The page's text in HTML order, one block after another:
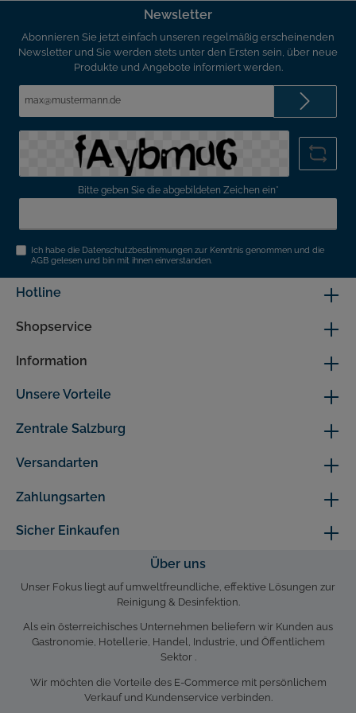
Newsletter
Abonnieren Sie jetzt einfach unseren regelmäßig erscheinenden
Newsletter und Sie werden stets unter den Ersten sein, über neue
Produkte und Angebote informiert werden.
Bitte geben Sie die abgebildeten Zeichen ein*
Ich habe die Datenschutzbestimmungen zur Kenntnis genommen und die
AGB gelesen und bin mit ihnen einverstanden.
Hotline
Shopservice
Information
Unsere Vorteile
Versandarten
Zahlungsarten
Zentrale Salzburg
Sicher Einkaufen
Über uns
Unser Fokus liegt auf umweltfreundliche, effektive Lösungen zur
Reinigung & Desinfektion.
Als ein österreichisches Unternehmen beliefern wir Kunden aus
Gastronomie, Hotellerie, Handel, Industrie, und Öffentlichem
Sektor .
Wir möchten die Vorteile des E-Commerce mit persönlichem
Verkauf und Kundenservice verbinden.